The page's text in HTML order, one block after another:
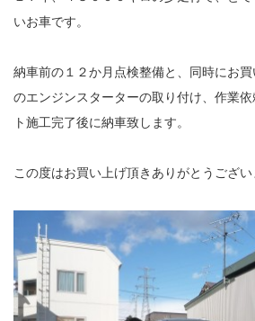
いお車です。
納車前の１２か月点検整備と、同時にお
のエンジンスターターの取り付け、作業
ト施工完了後に納車致します。
この度はお買い上げ頂きありがとうござい